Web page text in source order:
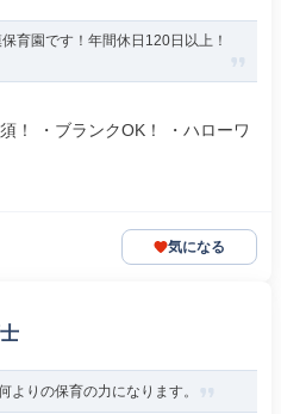
育園です！年間休日120日以上！
！ ・ブランクOK！ ・ハローワ
気になる
よりの保育の力になります。